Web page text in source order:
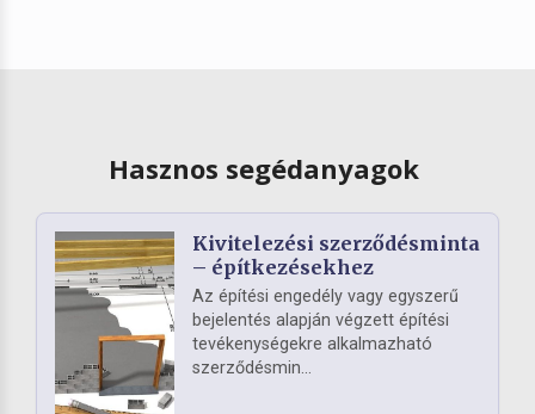
Hasznos segédanyagok
Kivitelezési szerződésminta
– építkezésekhez
Az építési engedély vagy egyszerű
bejelentés alapján végzett építési
tevékenységekre alkalmazható
szerződésmin...